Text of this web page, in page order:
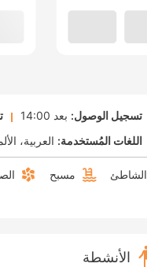
تسجيل الوصول: بعد 14:00
اللغات المُستخدمة: العربية
الشاطئ مسبح
الأنشطة